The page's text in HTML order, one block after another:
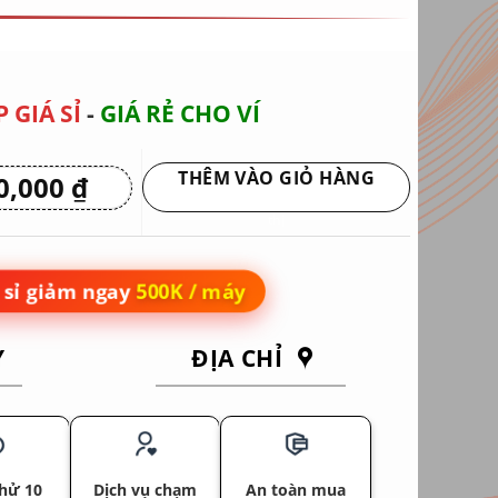
GIÁ SỈ- GIÁ RẺ CHO VÍ
₫Giá
tại
26,950,000 ₫.
THÊM VÀO GIỎ HÀNG
giảm ngay 500K / máy
ĐỊA CHỈ
10
Dịch vụ chạm
An toàn mua